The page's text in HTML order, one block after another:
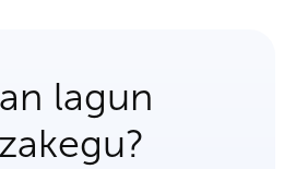
lagun